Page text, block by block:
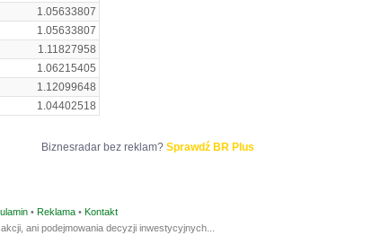
1.05633807
1.05633807
1.11827958
1.06215405
1.12099648
1.04402518
Biznesradar bez reklam? Sprawdź BR Plus
• Reklama • Kontakt
ani podejmowania decyzji inwestycyjnych...